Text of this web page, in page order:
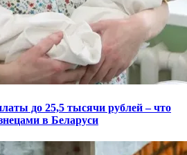
до 25,5 тысячи рублей – что
в Беларуси